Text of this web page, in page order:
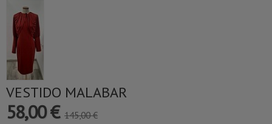
VESTIDO MALABAR
58,00 € 145,00 €